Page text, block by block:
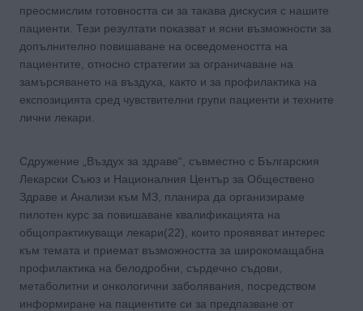
преосмислим готовността си за такава дискусия с нашите
пациенти. Тези резултати показват и ясни възможности за
допълнително повишаване на осведомеността на
пациентите, относно стратегии за ограничаване на
замърсяването на въздуха, както и за профилактика на
експозицията сред чувствителни групи пациенти и техните
лични лекари.
Сдружение „Въздух за здраве“, съвместно с Българския
Лекарски Съюз и Националния Център за Обществено
Здраве и Анализи към МЗ, планира да организираме
пилотен курс за повишаване квалификацията на
общопрактикуващи лекари(22), които проявяват интерес
към темата и приемат възможността за широкомащабна
профилактика на белодробни, сърдечно съдови,
метаболитни и онкологични заболявания, посредством
информиране на пациентите си за предпазване от